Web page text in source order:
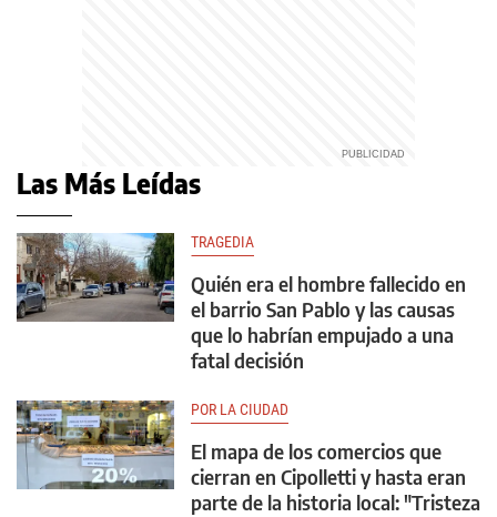
Las Más Leídas
TRAGEDIA
Quién era el hombre fallecido en
el barrio San Pablo y las causas
que lo habrían empujado a una
fatal decisión
POR LA CIUDAD
El mapa de los comercios que
cierran en Cipolletti y hasta eran
parte de la historia local: "Tristeza